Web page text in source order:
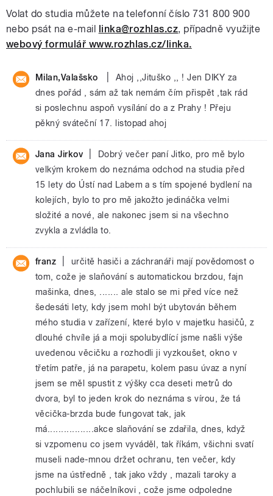
Volat do studia můžete na telefonní číslo 731 800 900
nebo psát na e-mail linka@rozhlas.cz, případně využijte
webový formulář www.rozhlas.cz/linka.
Milan,Valašsko
Ahoj ,,Jituško ,, ! Jen DIKY za
dnes pořád , sám až tak nemám čím přispět ,tak rád
si poslechnu aspoň vysílání do a z Prahy ! Přeju
pěkný sváteční 17. listopad ahoj
Jana Jirkov
Dobrý večer paní Jitko, pro mě bylo
velkým krokem do neznáma odchod na studia před
15 lety do Ústí nad Labem a s tím spojené bydlení na
kolejích, bylo to pro mě jakožto jedináčka velmi
složité a nové, ale nakonec jsem si na všechno
zvykla a zvládla to.
franz
určitě hasiči a záchranáři mají povědomost o
tom, cože je slaňování s automatickou brzdou, fajn
mašinka, dnes, ....... ale stalo se mi před více než
šedesáti lety, kdy jsem mohl být ubytován během
mého studia v zařízení, které bylo v majetku hasičů, z
dlouhé chvíle já a moji spolubydlící jsme našli výše
uvedenou věcičku a rozhodli ji vyzkoušet, okno v
třetím patře, já na parapetu, kolem pasu úvaz a nyní
jsem se měl spustit z výšky cca deseti metrů do
dvora, byl to jeden krok do neznáma s vírou, že tá
věcička-brzda bude fungovat tak, jak
má.................akce slaňování se zdařila, dnes, když
si vzpomenu co jsem vyváděl, tak říkám, všichni svatí
museli nade-mnou držet ochranu, ten večer, kdy
jsme na ústředně , tak jako vždy , mazali taroky a
pochlubili se náčelníkovi , cože jsme odpoledne